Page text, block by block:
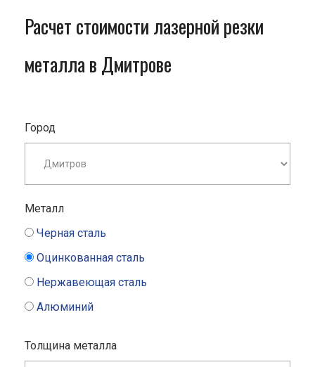
Расчет стоимости лазерной резки
металла в Дмитрове
Город
Металл
Черная сталь
Оцинкованная сталь
Нержавеющая сталь
Алюминий
Толщина металла